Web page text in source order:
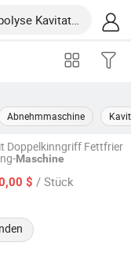
Abnehmmaschine
Doppelkinngriff Fettfrier
Maschine
$ / Stück